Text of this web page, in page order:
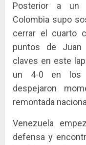
Posterior a un
Colombia supo
cerrar el cuarto
puntos de Juan
claves en este
un 4-0 en los
despejaron
remontada
Venezuela
defensa y